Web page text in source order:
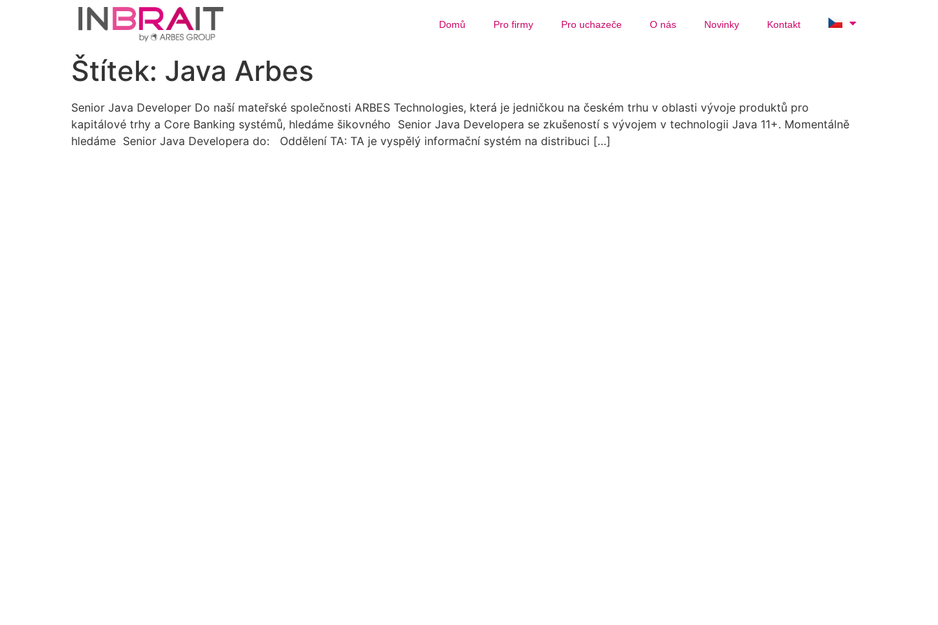
Domů Pro firmy Pro uchazeče O nás Novinky Kontakt
Štítek: Java Arbes
Senior Java Developer Do naší mateřské společnosti ARBES Technologies, která je jedničkou na českém trhu v oblasti vývoje produktů pro
kapitálové trhy a Core Banking systémů, hledáme šikovného Senior Java Developera se zkušeností s vývojem v technologii Java 11+. Momentálně
hledáme Senior Java Developera do: Oddělení TA: TA je vyspělý informační systém na distribuci […]